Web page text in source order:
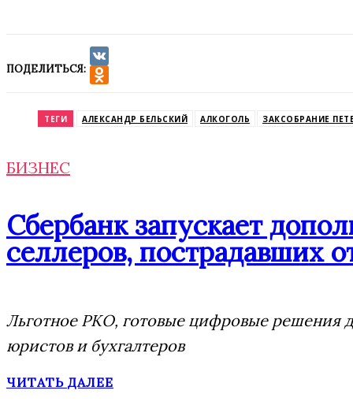
ПОДЕЛИТЬСЯ:
VK
ТЕГИ АЛЕКСАНДР БЕЛЬСКИЙ АЛКОГОЛЬ ЗАКСОБРАНИЕ
БИЗНЕС
Сбербанк запускает
селлеров, пострадавших
Льготное РКО, готовые цифровые решения
юристов и бухгалтеров
ЧИТАТЬ ДАЛЕЕ